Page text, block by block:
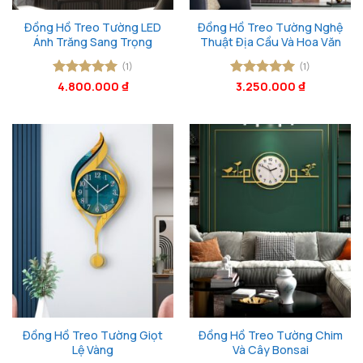
Đồng Hồ Treo Tường LED
Ánh Trăng Sang Trọng
Được xếp
(1)
4.800.000 ₫
Đồng Hồ Treo Tường Nghệ
Thuật Địa Cầu Và Hoa Văn
Được xếp
(1)
3.250.000 ₫
Đồng Hồ Treo Tường Giọt
Lệ Vàng
Đồng Hồ Treo Tường Chim
Và Cây Bonsai